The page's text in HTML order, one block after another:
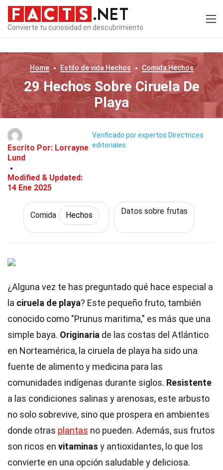
Convierte tu curiosidad en descubrimiento
Home Estilo de vida Hechos ComidaHechos
29 Hechos Sobre Ciruela De
Playa
Escrito Por: Lorrayne
Lund
Modified & Updated:
14 Ene 2025
Verificado por expertos Directrices
editoriales
Comida Hechos Datos sobre frutas
¿Alguna vez te has preguntado qué hace especial a
la ciruela de playa? Este pequeño fruto, también
conocido como "Prunus maritima," es más que una
simple baya. Originaria de las costas del Atlántico
en Norteamérica, la ciruela de playa ha sido una
fuente de alimento y medicina para las
comunidades indígenas durante siglos. Resistente
a las condiciones salinas y arenosas, este arbusto
no solo sobrevive, sino que prospera en ambientes
donde otras plantas no pueden. Además, sus frutos
son ricos en vitaminas y antioxidantes, lo que los
convierte en una opción saludable y deliciosa.